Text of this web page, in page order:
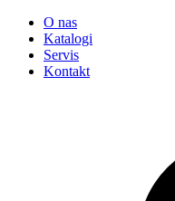
O nas
Katalogi
Servis
Kontakt